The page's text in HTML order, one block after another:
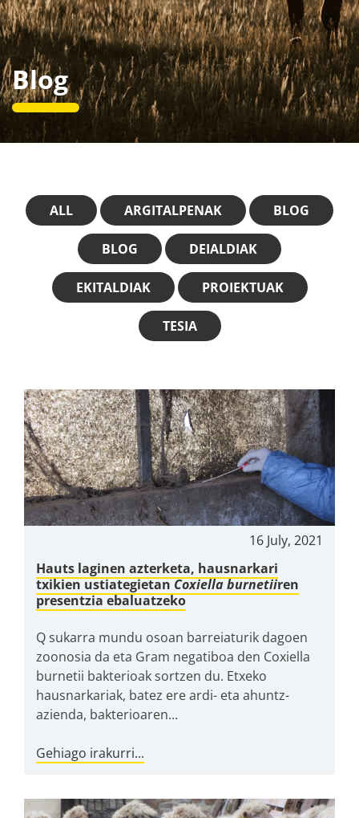
Blog
ALL ARGITALPENAK BLOG
BLOG DEIALDIAK
EKITALDIAK PROIEKTUAK
TESIA
16 July, 2021
Hauts laginen azterketa, hausnarkari
txikien ustiategietanCoxiella burnetiiren
presentzia ebaluatzeko
Q sukarra mundu osoan barreiaturik dagoen
zoonosia da eta Gram negatiboa den Coxiella
burnetii bakterioak sortzen du. Etxeko
hausnarkariak, batez ere ardi- eta ahuntz-
azienda, bakterioaren...
Gehiago irakurri...